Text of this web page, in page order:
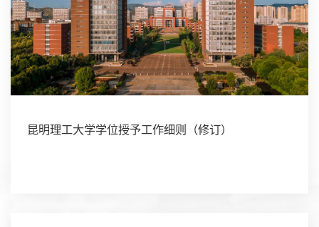
昆明理工大学学位授予工作细则（修订）